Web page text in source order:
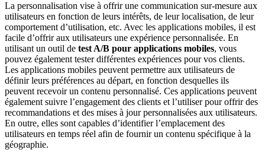
La personnalisation vise à offrir une communication sur-mesure aux
utilisateurs en fonction de leurs intérêts, de leur localisation, de leur
comportement d’utilisation, etc. Avec les applications mobiles, il est
facile d’offrir aux utilisateurs une expérience personnalisée. En
utilisant un outil de test A/B pour applications mobiles, vous
pouvez également tester différentes expériences pour vos clients.
Les applications mobiles peuvent permettre aux utilisateurs de
définir leurs préférences au départ, en fonction desquelles ils
peuvent recevoir un contenu personnalisé. Ces applications peuvent
également suivre l’engagement des clients et l’utiliser pour offrir des
recommandations et des mises à jour personnalisées aux utilisateurs.
En outre, elles sont capables d’identifier l’emplacement des
utilisateurs en temps réel afin de fournir un contenu spécifique à la
géographie.